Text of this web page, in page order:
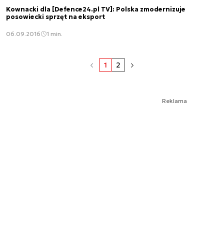
Kownacki dla [Defence24.pl TV]: Polska zmodernizuje
posowiecki sprzęt na eksport
06.09.2016 1 min.
1 2
Reklama